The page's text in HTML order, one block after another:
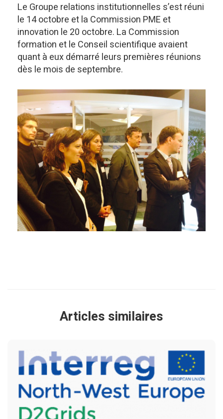
Le Groupe relations institutionnelles s’est réuni
le 14 octobre et la Commission PME et
innovation le 20 octobre. La Commission
formation et le Conseil scientifique avaient
quant à eux démarré leurs premières réunions
dès le mois de septembre.
Articles similaires